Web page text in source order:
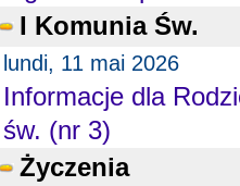
I Komunia Św.
lundi, 11 mai 2026
Informacje dla
św. (nr 3)
Życzenia